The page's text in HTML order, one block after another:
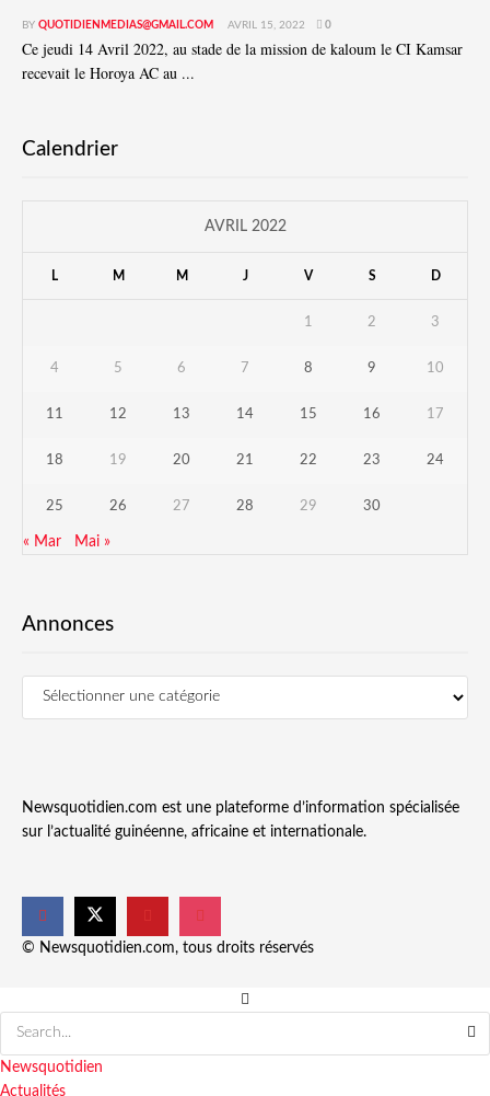
BY QUOTIDIENMEDIAS@GMAIL.COM AVRIL 15, 2022 0
Ce jeudi 14 Avril 2022, au stade de la mission de kaloum le CI Kamsar
recevait le Horoya AC au ...
Calendrier
AVRIL 2022
L M M J V S D
1 2 3
4 5 6 7 8 9 10
11 12 13 14 15 16 17
18 19 20 21 22 23 24
25 26 27 28 29 30
« Mar Mai »
Annonces
Newsquotidien.com est une plateforme d’information spécialisée
sur l’actualité guinéenne, africaine et internationale.
© Newsquotidien.com, tous droits réservés
Newsquotidien
Actualités